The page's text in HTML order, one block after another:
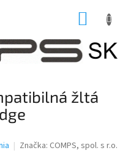
žltá
Značka: COMPS, spol. s r.o.